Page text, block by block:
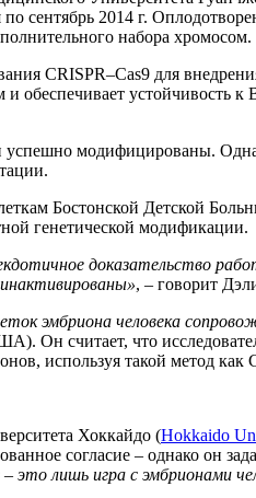
по сентябрь 2014 г.
набора хромосом.
CRISPR–Cas9 для
и обеспечивает
успешно модифицированы.
Бостонской Детской
генетической модификации.
доказательство
инактивированы», – говорит
эмбриона человека
Он считает, что
используя такой метод как
Хоккайдо (Hokkaido
согласие – однако он
это лишь игра с эмбрионами